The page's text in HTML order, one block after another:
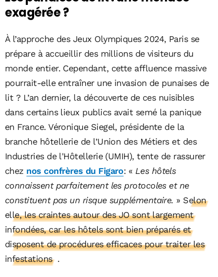
exagérée ?
À l’approche des Jeux Olympiques 2024, Paris se
prépare à accueillir des millions de visiteurs du
monde entier. Cependant, cette affluence massive
pourrait-elle entraîner une invasion de punaises de
lit ? L’an dernier, la découverte de ces nuisibles
dans certains lieux publics avait semé la panique
en France. Véronique Siegel, présidente de la
branche hôtellerie de l’Union des Métiers et des
Industries de l'Hôtellerie (UMIH), tente de rassurer
chez nos confrères du Figaro: « Les hôtels
connaissent parfaitement les protocoles et ne
constituent pas un risque supplémentaire. » Selon
elle, les craintes autour des JO sont largement
infondées, car les hôtels sont bien préparés et
disposent de procédures efficaces pour traiter les
infestations .